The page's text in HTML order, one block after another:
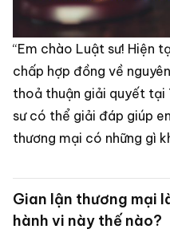
“Em chào Luật sư! Hiện
chấp hợp đồng về
thoả thuận giải quyết tại
sư có thể giải đáp giúp
thương mại có những gì
Gian lận thương mại
hành vi này thế nào?